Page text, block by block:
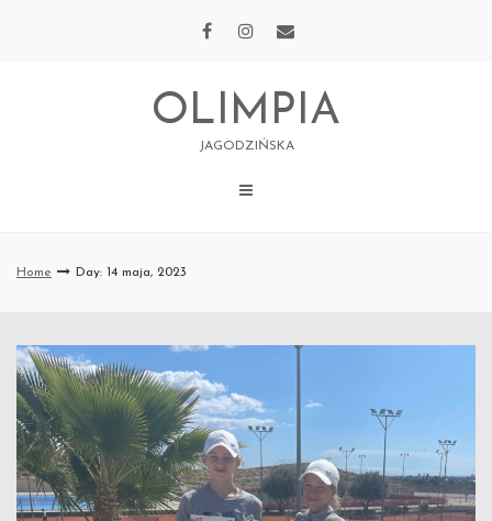
OLIMPIA
JAGODZIŃSKA
Home Day: 14 maja, 2023